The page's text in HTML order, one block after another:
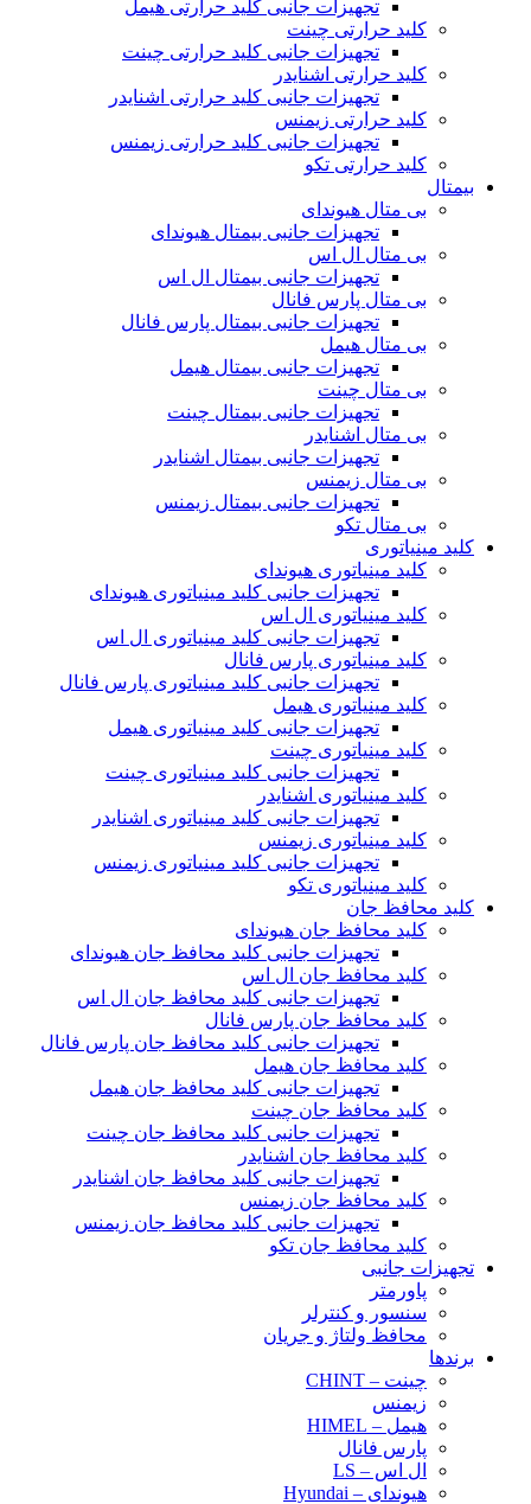
تجهیزات جانبی کلید حرارتی هیمل
کلید حرارتی چینت
تجهیزات جانبی کلید حرارتی چینت
کلید حرارتی اشنایدر
تجهیزات جانبی کلید حرارتی اشنایدر
کلید حرارتی زیمنس
تجهیزات جانبی کلید حرارتی زیمنس
کلید حرارتی تکو
بیمتال
بی متال هیوندای
تجهیزات جانبی بیمتال هیوندای
بی متال ال اس
تجهیزات جانبی بیمتال ال اس
بی متال پارس فانال
تجهیزات جانبی بیمتال پارس فانال
بی متال هیمل
تجهیزات جانبی بیمتال هیمل
بی متال چینت
تجهیزات جانبی بیمتال چینت
بی متال اشنایدر
تجهیزات جانبی بیمتال اشنایدر
بی متال زیمنس
تجهیزات جانبی بیمتال زیمنس
بی متال تکو
کلید مینیاتوری
کلید مینیاتوری هیوندای
تجهیزات جانبی کلید مینیاتوری هیوندای
کلید مینیاتوری ال اس
تجهیزات جانبی کلید مینیاتوری ال اس
کلید مینیاتوری پارس فانال
تجهیزات جانبی کلید مینیاتوری پارس فانال
کلید مینیاتوری هیمل
تجهیزات جانبی کلید مینیاتوری هیمل
کلید مینیاتوری چینت
تجهیزات جانبی کلید مینیاتوری چینت
کلید مینیاتوری اشنایدر
تجهیزات جانبی کلید مینیاتوری اشنایدر
کلید مینیاتوری زیمنس
تجهیزات جانبی کلید مینیاتوری زیمنس
کلید مینیاتوری تکو
کلید محافظ جان
کلید محافظ جان هیوندای
تجهیزات جانبی کلید محافظ جان هیوندای
کلید محافظ جان ال اس
تجهیزات جانبی کلید محافظ جان ال اس
کلید محافظ جان پارس فانال
تجهیزات جانبی کلید محافظ جان پارس فانال
کلید محافظ جان هیمل
تجهیزات جانبی کلید محافظ جان هیمل
کلید محافظ جان چینت
تجهیزات جانبی کلید محافظ جان چینت
کلید محافظ جان اشنایدر
تجهیزات جانبی کلید محافظ جان اشنایدر
کلید محافظ جان زیمنس
تجهیزات جانبی کلید محافظ جان زیمنس
کلید محافظ جان تکو
تجهیزات جانبی
پاورمتر
سنسور و کنترلر
محافظ ولتاژ و‌ جریان
برندها
چینت – CHINT
زیمنس
هیمل – HIMEL
پارس فانال
ال اس – LS
هیوندای – Hyundai